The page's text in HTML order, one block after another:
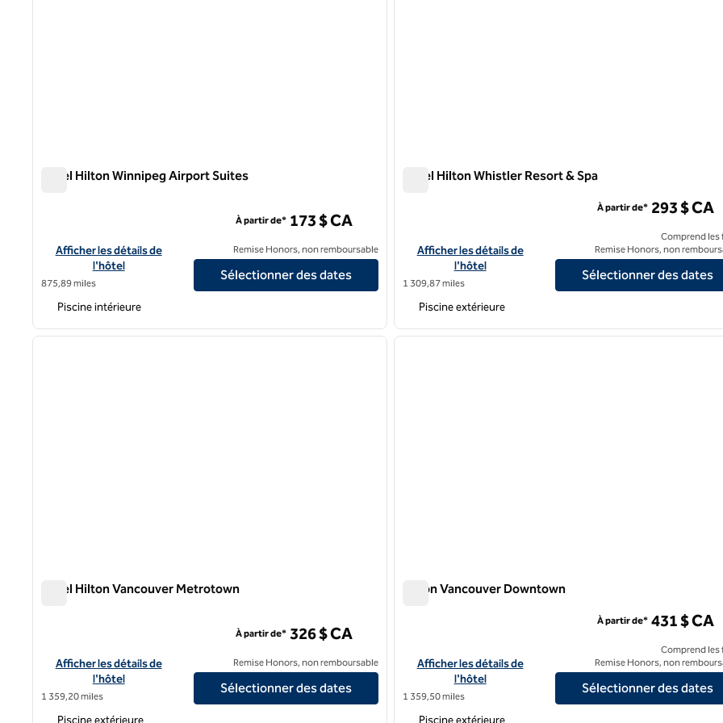
Hôtel Hilton Winnipeg Airport Suites
Afficher les détails de l'hôtel Hilton Winnipeg Airport Suites
Afficher les détails de
l'hôtel
875,89 miles
À partir de* 173 $ CA
Remise Honors, non remboursable
Sélectionner des dates
Piscine intérieure
Hôtel Hilton Whistler Resort & Spa
Afficher les détails de l'hôtel Hilton Whistler Resort & Spa
Afficher les détails de
l'hôtel
1 309,87 miles
À partir de* 293 $ CA
Comprend les
Remise Honors, non
Sélectionner des dates
Piscine extérieure
1 sur 12
image suivante
Hôtel Hilton Vancouver Metrotown
Afficher les détails de l'hôtel Hilton Vancouver Metrotown
Afficher les détails de
l'hôtel
1 359,20 miles
À partir de* 326 $ CA
Remise Honors, non remboursable
Sélectionner des dates
1 sur 12
Hilton Vancouver Downtown
Afficher les détails de l'hôtel Hilton Vancouver Downtown
Afficher les détails de
l'hôtel
1 359,50 miles
À partir de* 431 $ CA
Comprend les
Remise Honors, non
Sélectionner des dates